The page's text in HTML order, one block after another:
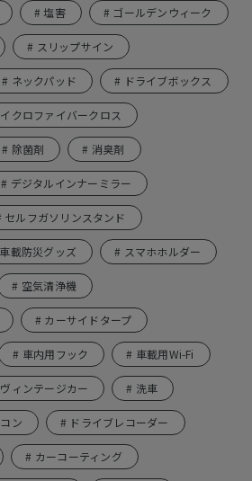
# 塩害 # ゴールデンウィーク
# スリップサイン
# ネックパッド # ドライブボックス
クロファイバークロス
# 除菌剤 # 消臭剤
# デジタルインナーミラー
セルフガソリンスタンド
載防災グッズ # スマホホルダー
# 空気清浄機
# カーサイドタープ
# 車内用フック # 車載用Wi-Fi
ィンテージカー # 洗車
ン # ドライブレコーダー
# カーコーティング